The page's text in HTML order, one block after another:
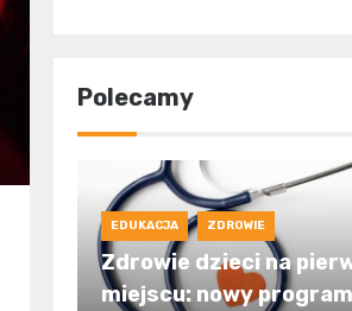
Polecamy
EDUKACJA ZDROWIE
Zdrowie dzieci na
miejscu: nowy